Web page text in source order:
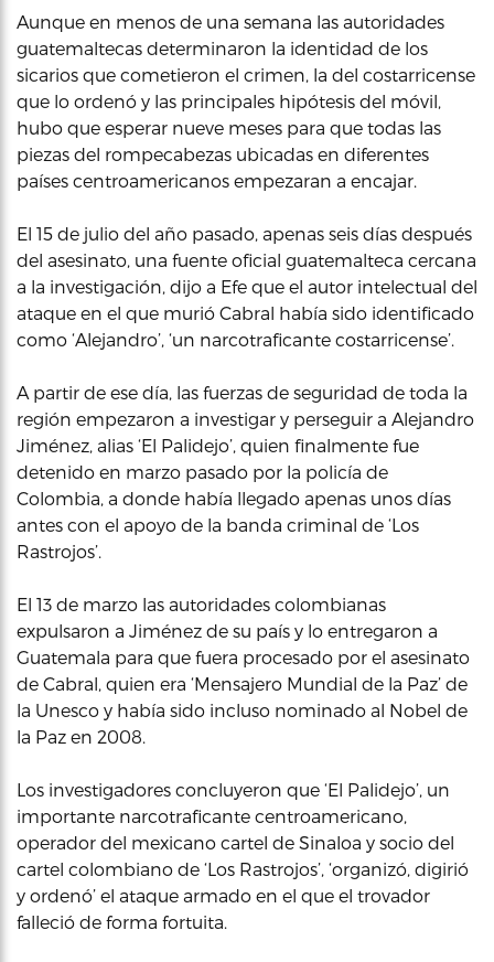
Aunque en menos de una semana las autoridades
guatemaltecas determinaron la identidad de los
sicarios que cometieron el crimen, la del costarricense
que lo ordenó y las principales hipótesis del móvil,
hubo que esperar nueve meses para que todas las
piezas del rompecabezas ubicadas en diferentes
países centroamericanos empezaran a encajar.
El 15 de julio del año pasado, apenas seis días después
del asesinato, una fuente oficial guatemalteca cercana
a la investigación, dijo a Efe que el autor intelectual del
ataque en el que murió Cabral había sido identificado
como ‘Alejandro’, ‘un narcotraficante costarricense’.
A partir de ese día, las fuerzas de seguridad de toda la
región empezaron a investigar y perseguir a Alejandro
Jiménez, alias ‘El Palidejo’, quien finalmente fue
detenido en marzo pasado por la policía de
Colombia, a donde había llegado apenas unos días
antes con el apoyo de la banda criminal de ‘Los
Rastrojos’.
El 13 de marzo las autoridades colombianas
expulsaron a Jiménez de su país y lo entregaron a
Guatemala para que fuera procesado por el asesinato
de Cabral, quien era ‘Mensajero Mundial de la Paz’ de
la Unesco y había sido incluso nominado al Nobel de
la Paz en 2008.
Los investigadores concluyeron que ‘El Palidejo’, un
importante narcotraficante centroamericano,
operador del mexicano cartel de Sinaloa y socio del
cartel colombiano de ‘Los Rastrojos’, ‘organizó, digirió
y ordenó’ el ataque armado en el que el trovador
falleció de forma fortuita.